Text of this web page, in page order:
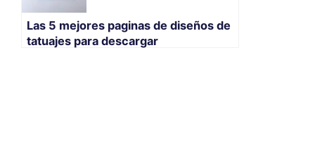
Las 5 mejores paginas de diseños de
tatuajes para descargar